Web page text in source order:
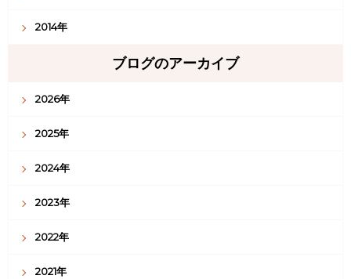
2014年
ブログのアーカイブ
2026年
2025年
2024年
2023年
2022年
2021年